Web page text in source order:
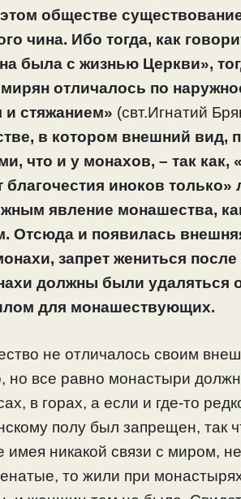
обществе
чина. Ибо тогда, как
была с жизнью Церкви»,
отличалось по
и стяжанием» (свт.Игнатий
в котором внешний вид,
что и у монахов, – так как,
благочестия иноков
явление монашества,
Отсюда и появилась
запрет жениться
должны были удаляться
для монашествующих.
не отличалось своим
но все равно монастыри
в горах, а если и где-то
полу был запрещен, так
имея никакой связи с миром,
то жили при